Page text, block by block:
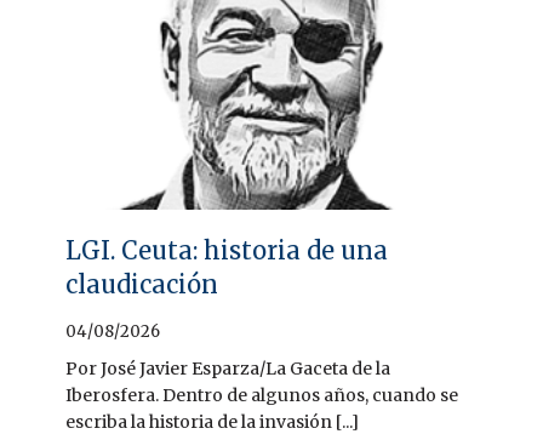
LGI. Ceuta: historia de una
claudicación
04/08/2026
Por José Javier Esparza/La Gaceta de la
Iberosfera. Dentro de algunos años, cuando se
escriba la historia de la invasión [...]